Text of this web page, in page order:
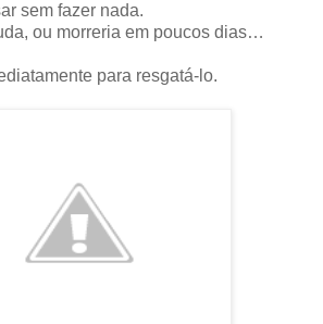
sem fazer nada.
ou morreria em poucos dias…
para resgatá-lo.